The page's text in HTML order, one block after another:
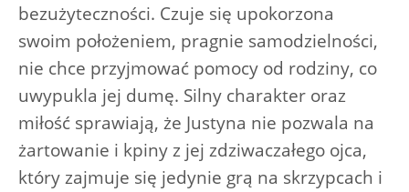
bezużyteczności. Czuje się upokorzona
swoim położeniem, pragnie samodzielności,
nie chce przyjmować pomocy od rodziny, co
uwypukla jej dumę. Silny charakter oraz
miłość sprawiają, że Justyna nie pozwala na
żartowanie i kpiny z jej zdziwaczałego ojca,
który zajmuje się jedynie grą na skrzypcach i